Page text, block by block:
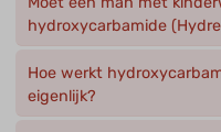
hydroxycarbamide
Hoe werkt
eigenlijk?